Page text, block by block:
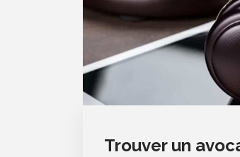
Trouver un